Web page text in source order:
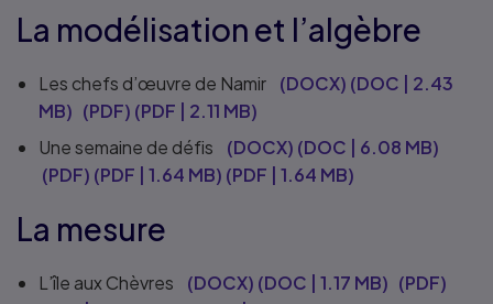
La modélisation et l’algèbre
Les chefs d’œuvre de Namir (DOCX) (DOC
2.43
MB) (PDF) (PDF 2.11 MB)
Une semaine de défis (DOCX) (DOC 6.08 MB)
(PDF) (PDF 1.64 MB) (PDF 1.64 MB)
La mesure
L’île aux Chèvres (DOCX) (DOC 1.17 MB) (PDF)